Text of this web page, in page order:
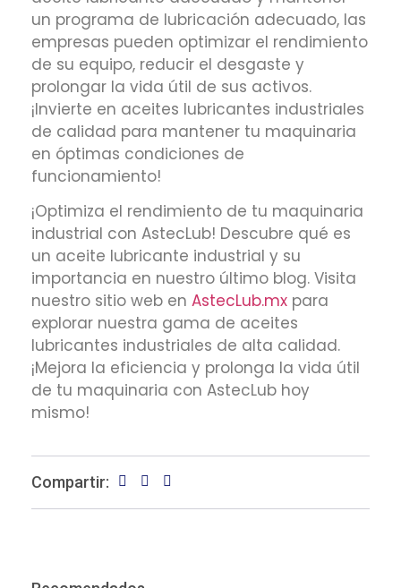
un programa de lubricación adecuado, las
empresas pueden optimizar el rendimiento
de su equipo, reducir el desgaste y
prolongar la vida útil de sus activos.
¡Invierte en aceites lubricantes industriales
de calidad para mantener tu maquinaria
en óptimas condiciones de
funcionamiento!
¡Optimiza el rendimiento de tu maquinaria
industrial con AstecLub! Descubre qué es
un aceite lubricante industrial y su
importancia en nuestro último blog. Visita
nuestro sitio web en AstecLub.mx para
explorar nuestra gama de aceites
lubricantes industriales de alta calidad.
¡Mejora la eficiencia y prolonga la vida útil
de tu maquinaria con AstecLub hoy
mismo!
Compartir: